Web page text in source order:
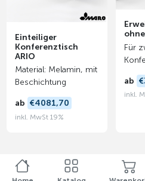
Einteiliger
Konferenztisch
ARIO
Material: Melamin, mit
Beschichtung
ab €4081,70
inkl. MwSt 19%
Für
ab
inkl.